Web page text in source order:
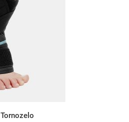
Tornozelo